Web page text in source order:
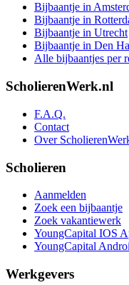
Bijbaantje in
Bijbaantje in
Bijbaantje in Utrecht
Bijbaantje in Den
Alle bijbaantjes per
ScholierenWerk.nl
F.A.Q.
Contact
Over
Scholieren
Aanmelden
Zoek een bijbaantje
Zoek vakantiewerk
YoungCapital IOS
YoungCapital
Werkgevers